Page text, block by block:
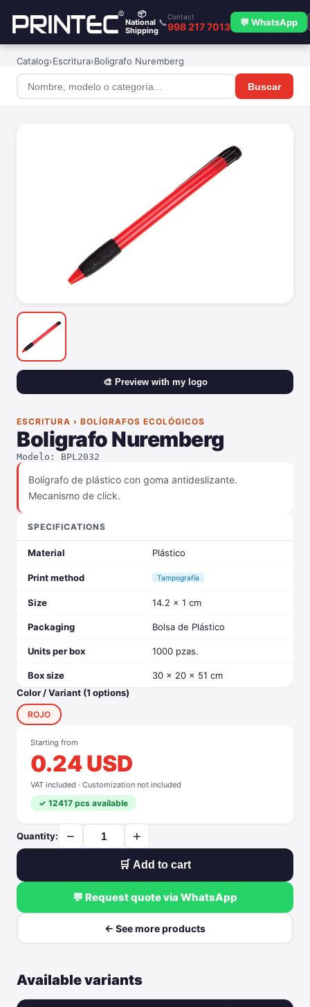
📦
National
Shipping
📞
Contact
998 217 7013 💬 WhatsApp
Catalog›Escritura›Boligrafo Nuremberg
Buscar
🎨 Preview with my logo
ESCRITURA › BOLÍGRAFOS ECOLÓGICOS
Boligrafo Nuremberg
Modelo: BPL2032
Bolígrafo de plástico con goma antideslizante.
Mecanismo de click.
SPECIFICATIONS
Material Plástico
Print method Tampografía
Size 14.2 x 1 cm
Packaging Bolsa de Plástico
Units per box 1000 pzas.
Box size
30 x 20 x 51 cm
Color / Variant (1 options)
ROJO
Starting from
0.24 USD
VAT included · Customization not included
✓ 12417 pcs available
Quantity: − +
🛒 Add to cart
💬 Request quote via WhatsApp
← See more products
Available variants